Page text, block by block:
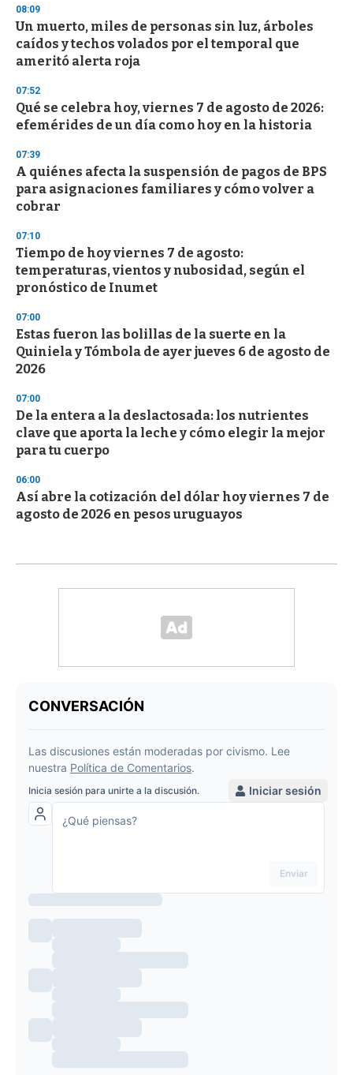
s
e
c
o
n
s
08:09
Un muerto, miles de personas sin luz, árboles
caídos y techos volados por el temporal que
ameritó alerta roja
07:52
Qué se celebra hoy, viernes 7 de agosto de 2026:
efemérides de un día como hoy en la historia
07:39
A quiénes afecta la suspensión de pagos de BPS
para asignaciones familiares y cómo volver a
cobrar
07:10
Tiempo de hoy viernes 7 de agosto:
temperaturas, vientos y nubosidad, según el
pronóstico de Inumet
07:00
Estas fueron las bolillas de la suerte en la
Quiniela y Tómbola de ayer jueves 6 de agosto de
2026
07:00
De la entera a la deslactosada: los nutrientes
clave que aporta la leche y cómo elegir la mejor
para tu cuerpo
06:00
Así abre la cotización del dólar hoy viernes 7 de
agosto de 2026 en pesos uruguayos